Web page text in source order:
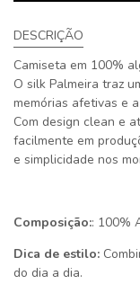
DESCRIÇÃO
Camiseta em 100%
O silk Palmeira traz
memórias afetivas e
Com design clean e
facilmente em
e simplicidade nos
Composição:: 100%
Dica de estilo:
do dia a dia.